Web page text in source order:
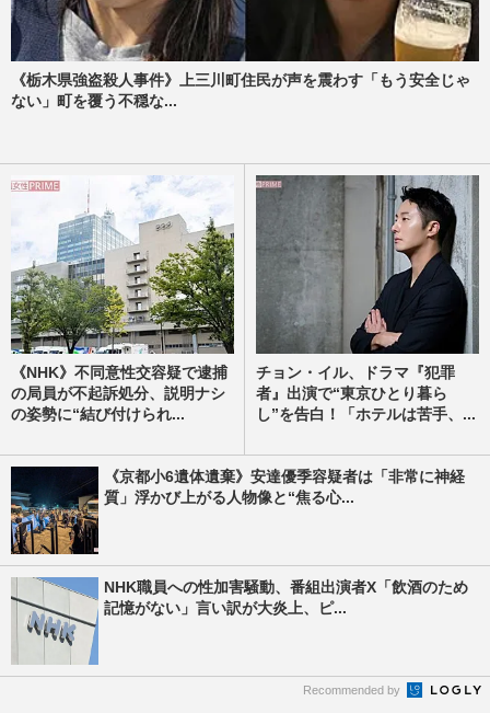
《栃木県強盗殺人事件》上三川町住民が声を震わす「もう安全じゃ
ない」町を覆う不穏な...
《NHK》不同意性交容疑で逮捕
の局員が不起訴処分、説明ナシ
の姿勢に“結び付けられ...
チョン・イル、ドラマ『犯罪
者』出演で“東京ひとり暮ら
し”を告白！「ホテルは苦手、...
《京都小6遺体遺棄》安達優季容疑者は「非常に神経
質」浮かび上がる人物像と“焦る心...
NHK職員への性加害騒動、番組出演者X「飲酒のため
記憶がない」言い訳が大炎上、ピ...
Recommended by